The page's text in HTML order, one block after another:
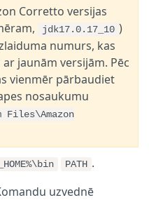
Corretto versijas
jdk17.0.17_10 )
numurs, kas
jaunām versijām. Pēc
vienmēr pārbaudiet
nosaukumu
Files\Amazon
PATH .
uzvednē